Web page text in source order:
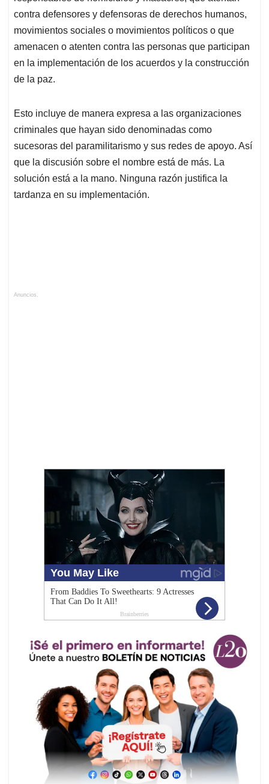
contra defensores y defensoras de derechos humanos,
movimientos sociales o movimientos políticos o que
amenacen o atenten contra las personas que participan
en la implementación de los acuerdos y la construcción
de la paz.
Esto incluye de manera expresa a las organizaciones
criminales que hayan sido denominadas como
sucesoras del paramilitarismo y sus redes de apoyo. Así
que la discusión sobre el nombre está de más. La
solución está a la mano. Ninguna razón justifica la
tardanza en su implementación.
Anuncios.